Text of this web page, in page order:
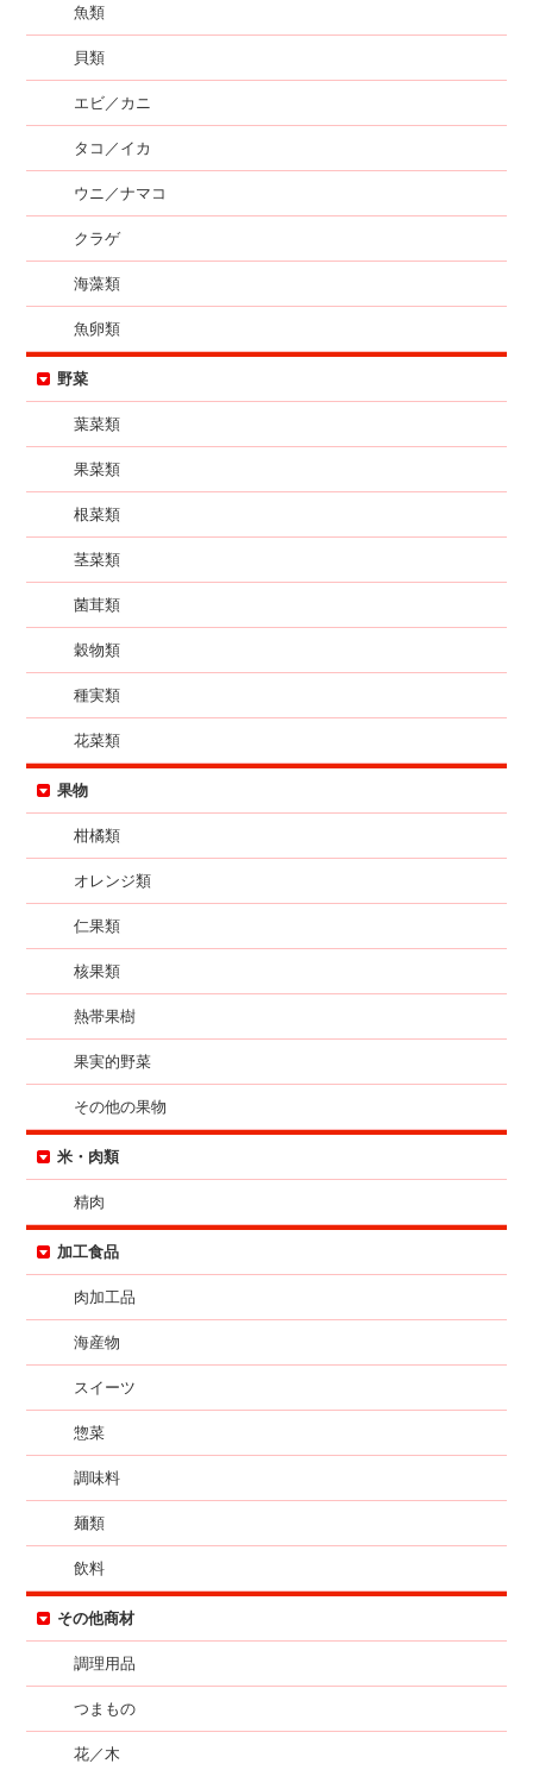
魚類
貝類
エビ／カニ
タコ／イカ
ウニ／ナマコ
クラゲ
海藻類
魚卵類
野菜
葉菜類
果菜類
根菜類
茎菜類
菌茸類
穀物類
種実類
花菜類
果物
柑橘類
オレンジ類
仁果類
核果類
熱帯果樹
果実的野菜
その他の果物
米・肉類
精肉
加工食品
肉加工品
海産物
スイーツ
惣菜
調味料
麺類
飲料
その他商材
調理用品
つまもの
花／木